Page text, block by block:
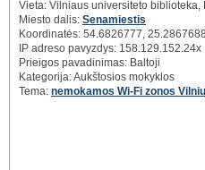
Vieta: Vilniaus universiteto biblioteka,
Miesto dalis: Senamiestis
Koordinatės: 54.6826777, 25.2867688
IP adreso pavyzdys: 158.129.152.24x
Prieigos pavadinimas: Baltoji
Kategorija: Aukštosios mokyklos
Tema: nemokamos Wi-Fi zonos